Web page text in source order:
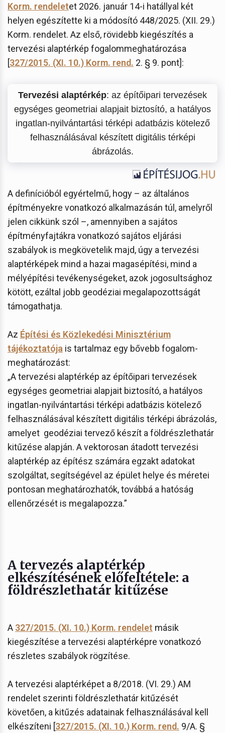
Korm. rendeletet 2026. január 14-i hatállyal két
helyen egészítette ki a módosító 448/2025. (XII. 29.)
Korm. rendelet. Az első, rövidebb kiegészítés a
tervezési alaptérkép fogalommeghatározása
[327/2015. (XI. 10.) Korm. rend. 2. § 9. pont]:
Tervezési alaptérkép: az építőipari tervezések
egységes geometriai alapjait biztosító, a hatályos
ingatlan-nyilvántartási térképi adatbázis kötelező
felhasználásával készített digitális térképi
ábrázolás.
A definícióból egyértelmű, hogy – az általános
építményekre vonatkozó alkalmazásán túl, amelyről
jelen cikkünk szól –, amennyiben a sajátos
építményfajtákra vonatkozó sajátos eljárási
szabályok is megkövetelik majd, úgy a tervezési
alaptérképek mind a hazai magasépítési, mind a
mélyépítési tevékenységeket, azok jogosultsághoz
kötött, ezáltal jobb geodéziai megalapozottságát
támogathatja.
Az Építési és Közlekedési Minisztérium
tájékoztatója is tartalmaz egy bővebb fogalom-
meghatározást:
„A tervezési alaptérkép az építőipari tervezések
egységes geometriai alapjait biztosító, a hatályos
ingatlan-nyilvántartási térképi adatbázis kötelező
felhasználásával készített digitális térképi ábrázolás,
amelyet geodéziai tervező készít a földrészlethatár
kitűzése alapján. A vektorosan átadott tervezési
alaptérkép az építész számára egzakt adatokat
szolgáltat, segítségével az épület helye és méretei
pontosan meghatározhatók, továbbá a hatóság
ellenőrzését is megalapozza.”
A tervezés alaptérkép
elkészítésének előfeltétele: a
földrészlethatár kitűzése
A 327/2015. (XI. 10.) Korm. rendelet másik
kiegészítése a tervezési alaptérképre vonatkozó
részletes szabályok rögzítése.
A tervezési alaptérképet a 8/2018. (VI. 29.) AM
rendelet szerinti földrészlethatár kitűzését
követően, a kitűzés adatainak felhasználásával kell
elkészíteni [327/2015. (XI. 10.) Korm. rend. 9/A. §